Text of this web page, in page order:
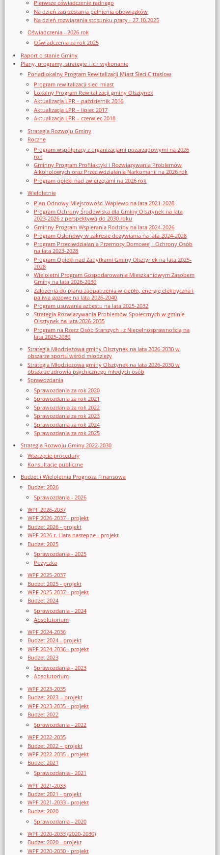
Pierwsze oświadczenie radnego
Na dzień zaprzestania pełnienia obowiązków
Na dzień rozwiązania stosunku pracy - 27.10.2025
Oświadczenia - 2026 rok
Oświadczenia za rok 2025
Raport o stanie Gminy
Plany, programy, strategie i ich wykonanie
Ponadlokalny Program Rewitalizacji Miast Sieci Cittaslow
Program rewitalizacji sieci miast
Lokalny Program Rewitalizacji gminy Olsztynek
Aktualizacja LPR – październik 2016
Aktualizacja LPR – lipiec 2017
Aktualizacja LPR – czerwiec 2018
Strategia Rozwoju Gminy
Roczne
Program współpracy z organizacjami pozarządowymi na 2026
rok
Gminny Program Profilaktyki i Rozwiązywania Problemów
Alkoholowych oraz Przeciwdziałania Narkomanii na 2026 rok
Program opieki nad zwierzętami na 2026 rok
Wieloletnie
Plan Odnowy Miejscowości Waplewo na lata 2021-2028
Program Ochrony Środowiska dla Gminy Olsztynek na lata
2023-2026 z perspektywą do 2030 roku
Gminny Program Wspierania Rodziny na lata 2024-2026
Program Osłonowy w zakresie dożywiania na lata 2024-2028
Program Przeciwdziałania Przemocy Domowej i Ochrony Osób
na lata 2023-2028
Program Opieki nad Zabytkami Gminy Olsztynek na lata 2025-
2028
Wieloletni Program Gospodarowania Mieszkaniowym Zasobem
Gminy na lata 2026-2030
Założenia do planu zaopatrzenia w ciepło, energię elektryczna i
paliwa gazowe na lata 2026-2040
Program usuwania azbestu na lata 2025-2032
Strategia Rozwiązywania Problemów Społecznych w gminie
Olsztynek na lata 2026-2035
Program na Rzecz Osób Starszych i z Niepełnosprawnością na
lata 2025-2030
Strategia Młodzieżowa gminy Olsztynek na lata 2026-2030 w
obszarze sportu wśród młodzieży
Strategia Młodzieżowa gminy Olsztynek na lata 2026-2030 w
obszarze zdrowia psychicznego młodych osób
Sprawozdania
Sprawozdania za rok 2020
Sprawozdania za rok 2021
Sprawozdania za rok 2022
Sprawozdania za rok 2023
Sprawozdania za rok 2024
Sprawozdania za rok 2025
Strategia Rozwoju Gminy 2022-2030
Wszczęcie procedury
Konsultacje publiczne
Budżet i Wieloletnia Prognoza Finansowa
Budżet 2026
Sprawozdania - 2026
WPF 2026-2037
WPF 2026-2037 - projekt
Budżet 2026 - projekt
WPF 2026 r. i lata następne - projekt
Budżet 2025
Sprawozdania - 2025
Pożyczka
WPF 2025-2037
Budżet 2025 - projekt
WPF 2025-2037 - projekt
Budżet 2024
Sprawozdania - 2024
Absolutorium
WPF 2024-2036
Budżet 2024 - projekt
WPF 2024-2036 - projekt
Budżet 2023
Sprawozdania - 2023
Absolutorium
WPF 2023-2035
Budżet 2023 – projekt
WPF 2023-2035 - projekt
Budżet 2022
Sprawozdania - 2022
WPF 2022-2035
Budżet 2022 – projekt
WPF 2022-2035 - projekt
Budżet 2021
Sprawozdania - 2021
WPF 2021-2033
Budżet 2021 - projekt
WPF 2021-2033 - projekt
Budżet 2020
Sprawozdania - 2020
WPF 2020-2033 (2020-2030)
Budżet 2020 - projekt
WPF 2020-2030 - projekt